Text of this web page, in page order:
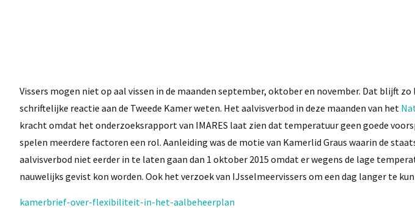
Vissers mogen niet op aal vissen in de maanden september, oktober en november. Dat blijft
schriftelijke reactie aan de Tweede Kamer weten. Het aalvisverbod in deze maanden van het
kracht omdat het onderzoeksrapport van IMARES laat zien dat temperatuur geen goede
spelen meerdere factoren een rol. Aanleiding was de motie van Kamerlid Graus waarin de
aalvisverbod niet eerder in te laten gaan dan 1 oktober 2015 omdat er wegens de lage
nauwelijks gevist kon worden. Ook het verzoek van IJsselmeervissers om een dag langer te
kamerbrief-over-flexibiliteit-in-het-aalbeheerplan